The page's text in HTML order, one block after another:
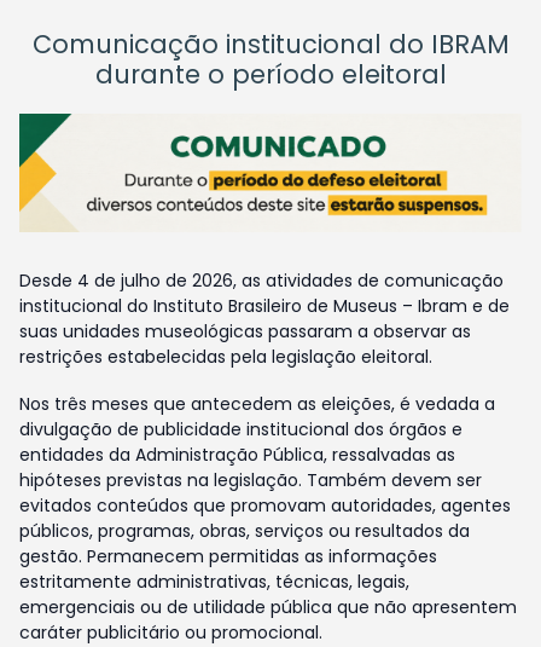
Comunicação institucional do IBRAM
durante o período eleitoral
Desde 4 de julho de 2026, as atividades de comunicação
institucional do Instituto Brasileiro de Museus – Ibram e de
suas unidades museológicas passaram a observar as
restrições estabelecidas pela legislação eleitoral.
Nos três meses que antecedem as eleições, é vedada a
divulgação de publicidade institucional dos órgãos e
entidades da Administração Pública, ressalvadas as
hipóteses previstas na legislação. Também devem ser
evitados conteúdos que promovam autoridades, agentes
públicos, programas, obras, serviços ou resultados da
gestão. Permanecem permitidas as informações
estritamente administrativas, técnicas, legais,
emergenciais ou de utilidade pública que não apresentem
caráter publicitário ou promocional.